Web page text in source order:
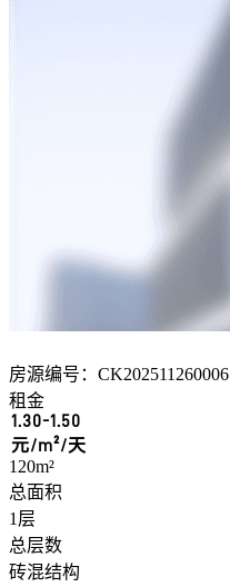
房源编号：CK202511260006
租金
1.30-1.50
元/m²/天
120m²
总面积
1层
总层数
砖混结构